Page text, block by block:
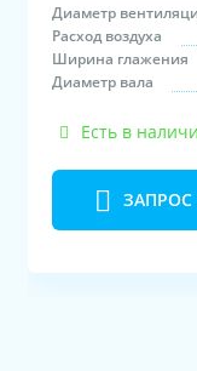
Диаметр
Расход воздуха
Ширина глажения
Диаметр вала
Есть в